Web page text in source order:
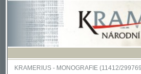
KRAMERIUS-MONOGRAFIE(11412/2997698) -